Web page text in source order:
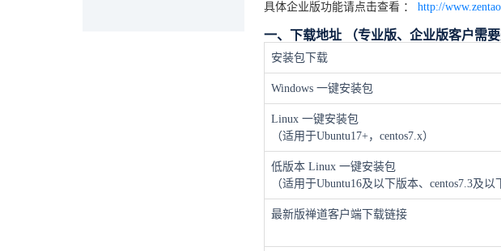
具体企业版功能请点击查看 ： http://
一、下载地址 （专业版、企业版客户需要
安装包下载
Windows 一键安装包
Linux 一键安装包
（适用于Ubuntu17+，centos7.x）
低版本 Linux 一键安装包
（适用于Ubuntu16及以下版本、centos7.3及以
最新版禅道客户端下载链接